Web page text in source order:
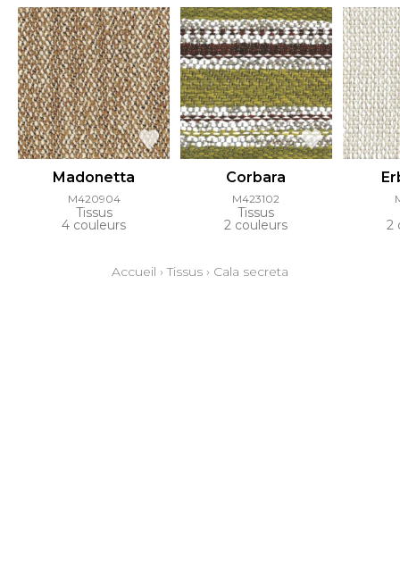
Madonetta
M420904
Tissus
4 couleurs
Corbara
M423102
Tissus
2 couleurs 2
Accueil ›Tissus › Cala secreta